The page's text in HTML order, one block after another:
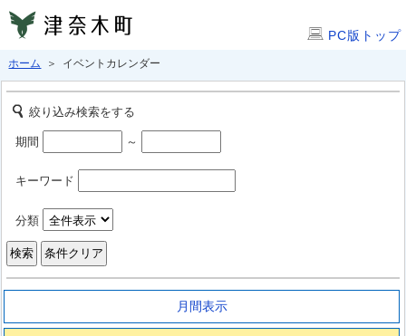
PC版トップ
ホーム ＞ イベントカレンダー
絞り込み検索をする
期間 ～
キーワード
分類
月間表示